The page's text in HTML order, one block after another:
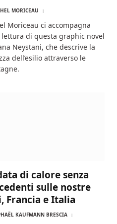
MORICEAU
Moriceau ci accompagna
lettura di questa graphic novel
Neystani, che descrive la
dell’esilio attraverso le
di calore senza
sulle nostre
Francia e Italia
KAUFMANN BRESCIA